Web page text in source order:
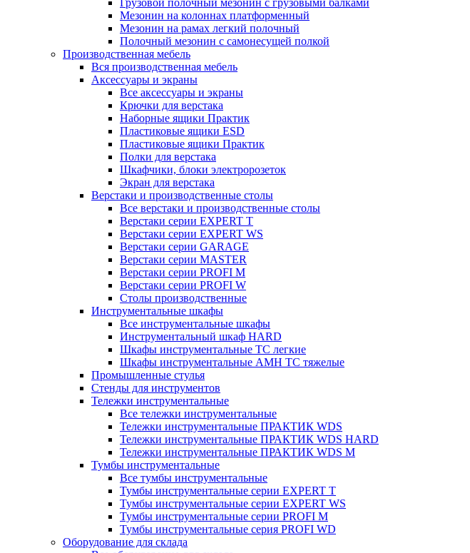
Грузовой полочный мезонин с грузовыми балками
Мезонин на колоннах платформенный
Мезонин на рамах легкий полочный
Полочный мезонин с самонесущей полкой
Производственная мебель
Вся производственная мебель
Аксессуары и экраны
Все аксессуары и экраны
Крючки для верстака
Наборные ящики Практик
Пластиковые ящики ESD
Пластиковые ящики Практик
Полки для верстака
Шкафчики, блоки электророзеток
Экран для верстака
Верстаки и производственные столы
Все верстаки и производственные столы
Верстаки серии EXPERT T
Верстаки серии EXPERT WS
Верстаки серии GARAGE
Верстаки серии MASTER
Верстаки серии PROFI M
Верстаки серии PROFI W
Столы производственные
Инструментальные шкафы
Все инструментальные шкафы
Инструментальный шкаф HARD
Шкафы инструментальные ТС легкие
Шкафы инструментальные AMH TC тяжелые
Промышленные стулья
Стенды для инструментов
Тележки инструментальные
Все тележки инструментальные
Тележки инструментальные ПРАКТИК WDS
Тележки инструментальные ПРАКТИК WDS HARD
Тележки инструментальные ПРАКТИК WDS M
Тумбы инструментальные
Все тумбы инструментальные
Тумбы инструментальные серии EXPERT T
Тумбы инструментальные серии EXPERT WS
Тумбы инструментальные серии PROFI M
Тумбы инструментальные серия PROFI WD
Оборудование для склада